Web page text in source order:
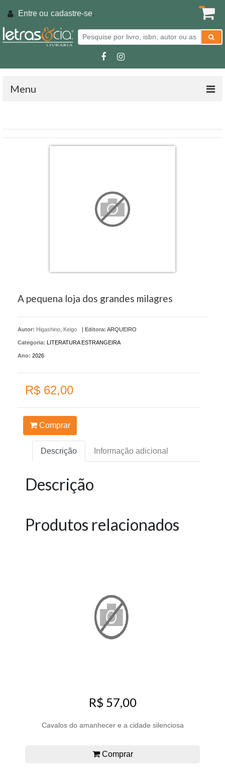
Entre ou cadastre-se.
Menu
A pequena loja dos grandes milagres
Autor: Higashino, Keigo | Editora: ARQUEIRO
Categoria: LITERATURA ESTRANGEIRA
Ano: 2026
R$ 62,00
Comprar
Descrição Informação adicional
Descrição
Produtos relacionados
R$ 57,00
Cavalos do amanhecer e a cidade silenciosa
Comprar